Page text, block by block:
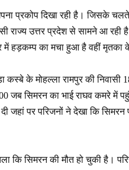
प्रकोप दिखा रही है। जिसके
उत्तर प्रदेश से सामने आ रही है
में हड़कम्प का मचा हुआ है वहीं मृतका
के मोहल्ला रामपुर की निवासी 18
जब सिमरन का भाई राघव कमरे में
दी जहां पर परिजनों ने देखा कि
कि सिमरन की मौत हो चुकी है।